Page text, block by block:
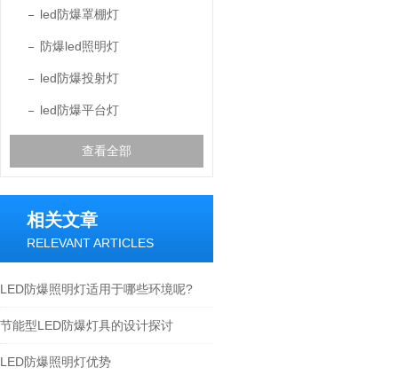
led防爆罩棚灯
防爆led照明灯
led防爆投射灯
led防爆平台灯
查看全部
相关文章
RELEVANT ARTICLES
LED防爆照明灯适用于哪些环境呢?
节能型LED防爆灯具的设计探讨
LED防爆照明灯优势